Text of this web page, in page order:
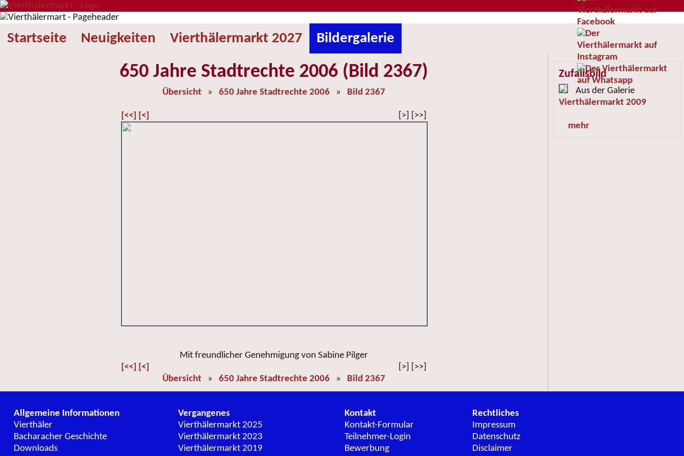
Startseite Neuigkeiten Vierthälermarkt 2027 Bildergalerie
650 Jahre Stadtrechte 2006 (Bild 2367)
Übersicht » 650 Jahre Stadtrechte 2006 » Bild 2367
[<<] [<] [>] [>>]
Mit freundlicher Genehmigung von Sabine Pilger
[<<] [<]
[>] [>>]
Übersicht » 650 Jahre Stadtrechte 2006 » Bild 2367
Zufallsbild
Aus der Galerie
Vierthälermarkt 2009
mehr
Allgemeine Informationen
Vierthäler
Bacharacher Geschichte
Downloads
Vergangenes
Vierthälermarkt 2025
Vierthälermarkt 2023
Vierthälermarkt 2019
Kontakt
Kontakt-Formular
Teilnehmer-Login
Bewerbung
Rechtliches
Impressum
Datenschutz
Disclaimer